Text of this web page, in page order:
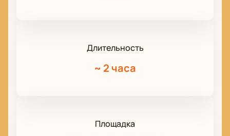
Длительность
~ 2 часа
Площадка